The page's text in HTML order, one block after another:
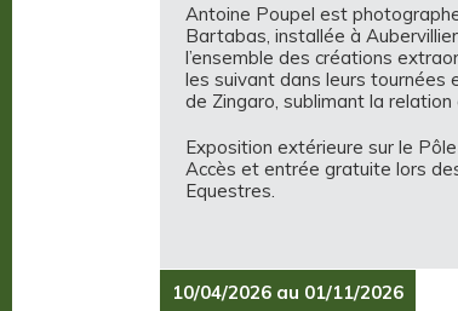
Antoine Poupel est
Bartabas, installée à
l’ensemble des créations
les suivant dans leurs tournées
de Zingaro, sublimant la relation
Exposition extérieure sur le
Accès et entrée gratuite lors
Equestres.
10/04/2026 au 01/11/2026